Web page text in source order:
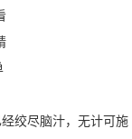
绞尽脑汁，无计可施